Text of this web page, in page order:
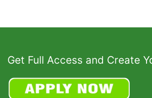
Get Full Access and Create